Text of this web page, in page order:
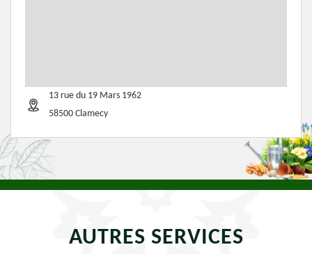
13 rue du 19 Mars 1962
58500 Clamecy
AUTRES SERVICES